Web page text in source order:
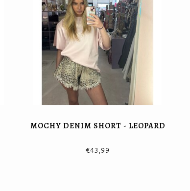
MOCHY DENIM SHORT - LEOPARD
€43,99